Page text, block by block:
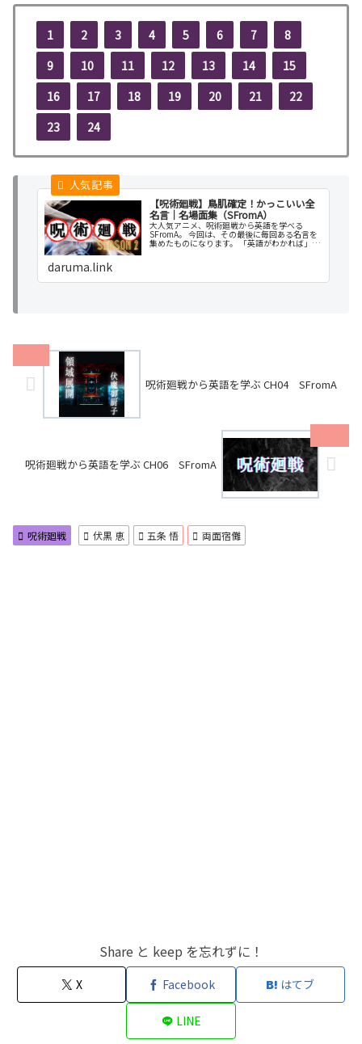
1 2 3 4 5 6 7
8
9
10 11 12 13 14
15
16
17 18 19 20 21
22
23
24
【呪術廻戦】鳥肌確定！かっこいい全
名言｜名場面集（SFromA）
大人気アニメ、呪術廻戦から英語を学べる
SFromA。 今回は、その最後に毎回ある名言を
集めたものになります。 「英語がわかれば」あ
daruma.link
呪術廻戦から英語を学ぶ CH04 SFromA
呪術廻戦から英語を学ぶ CH06 SFromA
呪術廻戦 伏黒 恵 五条 悟 両面宿儺
Share と keep を忘れずに！
X Facebook はてブ
LINE